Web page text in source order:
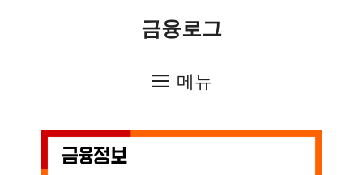
금융로그
메뉴